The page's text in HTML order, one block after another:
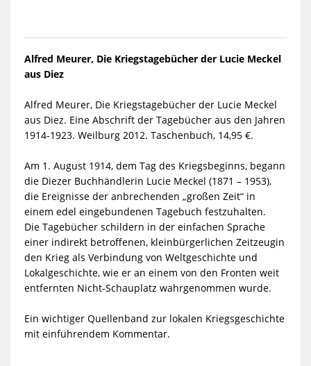
Alfred Meurer, Die Kriegstagebücher der Lucie Meckel
aus Diez
Alfred Meurer, Die Kriegstagebücher der Lucie Meckel
aus Diez. Eine Abschrift der Tagebücher aus den Jahren
1914-1923. Weilburg 2012. Taschenbuch, 14,95 €.
Am 1. August 1914, dem Tag des Kriegsbeginns, begann
die Diezer Buchhändlerin Lucie Meckel (1871 – 1953),
die Ereignisse der anbrechenden „großen Zeit“ in
einem edel eingebundenen Tagebuch festzuhalten.
Die Tagebücher schildern in der einfachen Sprache
einer indirekt betroffenen, kleinbürgerlichen Zeitzeugin
den Krieg als Verbindung von Weltgeschichte und
Lokalgeschichte, wie er an einem von den Fronten weit
entfernten Nicht-Schauplatz wahrgenommen wurde.
Ein wichtiger Quellenband zur lokalen Kriegsgeschichte
mit einführendem Kommentar.